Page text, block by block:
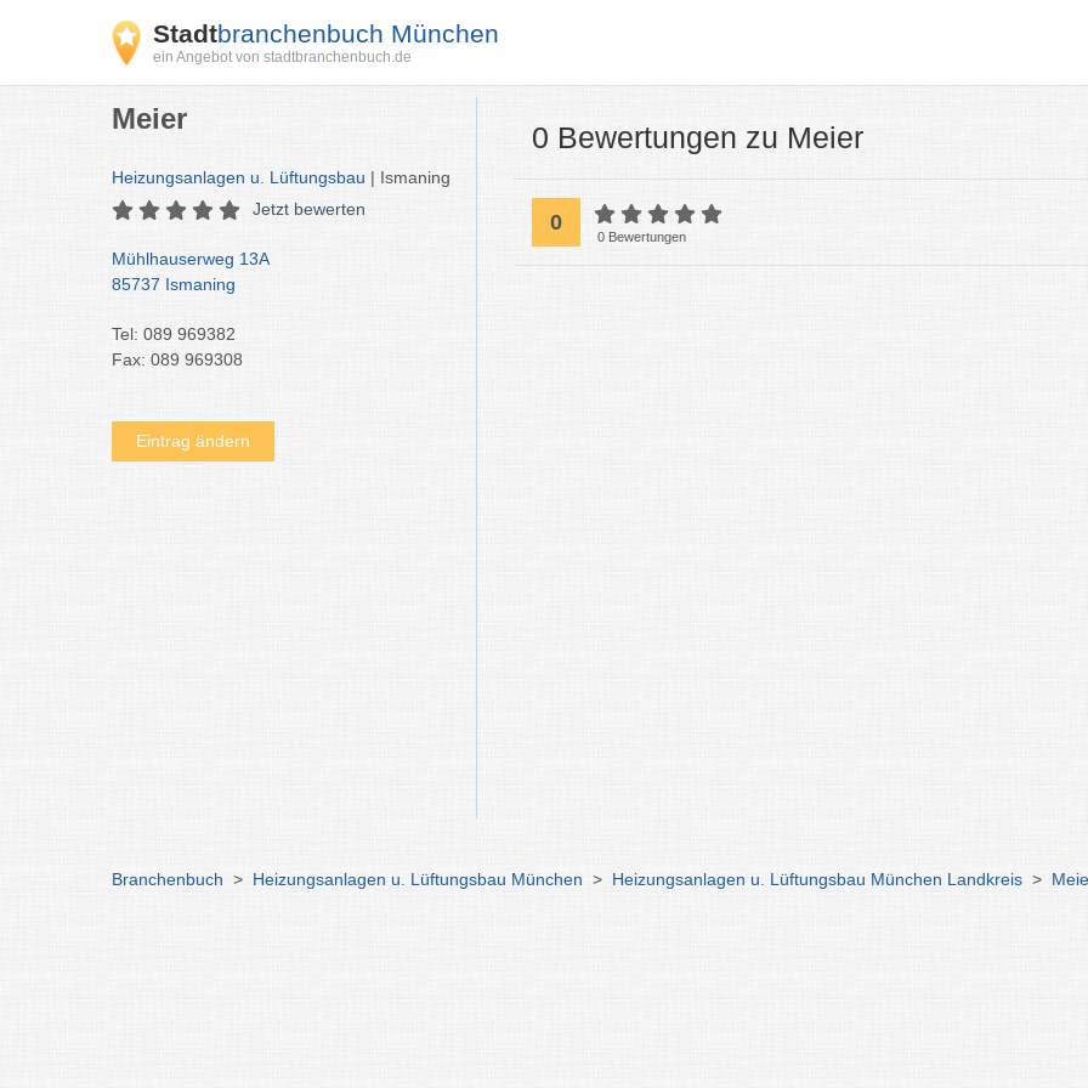
Stadtbranchenbuch München
ein Angebot von stadtbranchenbuch.de
Meier
Heizungsanlagen u. Lüftungsbau | Ismaning
Jetzt bewerten
Mühlhauserweg 13A
85737 Ismaning
Tel: 089 969382
Fax: 089 969308
Eintrag ändern
0 Bewertungen zu Meier
0
0 Bewertungen
Branchenbuch > Heizungsanlagen u. Lüftungsbau München > Heizungsanlagen u. Lüftungsbau München Landkreis >